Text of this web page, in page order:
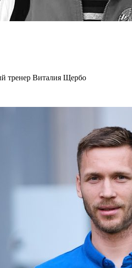
тренер Виталия Щербо